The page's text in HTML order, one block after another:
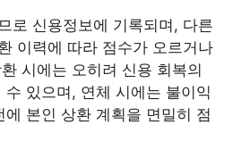
로 신용정보에 기록되며, 다른
이력에 따라 점수가 오르거나
시에는 오히려 신용 회복의
있으며, 연체 시에는 불이익
본인 상환 계획을 면밀히 점